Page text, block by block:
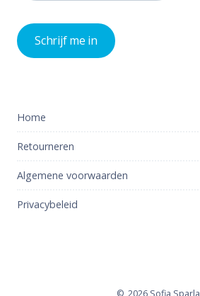
Home
Retourneren
Algemene voorwaarden
Privacybeleid
2026 Sofia Sparla